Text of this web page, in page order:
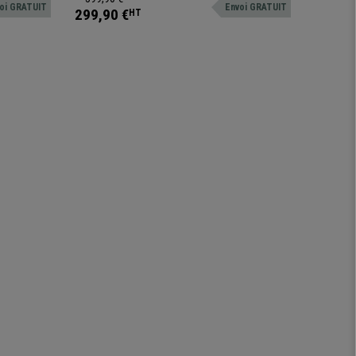
GRATUIT
jusqu'à 150 kg
299,90 €HT Envoi GRATUIT